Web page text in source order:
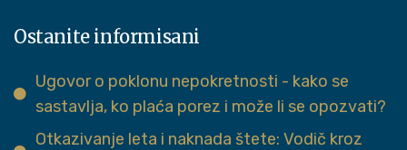
Ostanite informisani
Ugovor o poklonu nepokretnosti - kako se
sastavlja, ko plaća porez i može li se opozvati?
Otkazivanje leta i naknada štete: Vodič kroz